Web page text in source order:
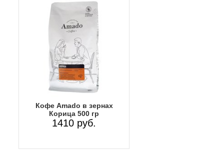
Кофе Amado в зернах
Корица 500 гр
1410 руб.